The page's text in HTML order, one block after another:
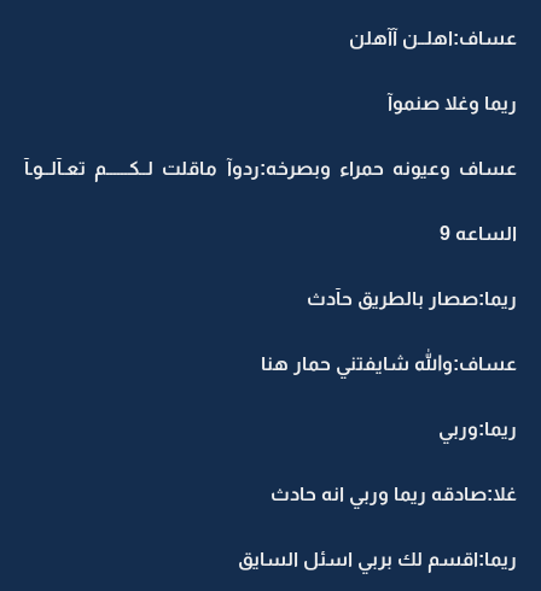
عساف:اهلــن آآهلن
ريما وغلا صنموآ
عساف وعيونه حمراء وبصرخه:ردوآ ماقلت لــكــــــم تعـآلــوـآ
الساعه 9
ريما:صصار بالطريق حآدث
عساف:والله شايفتني حمار هنا
ريما:وربي
غلا:صادقه ريما وربي انه حادث
ريما:اقسم لك بربي اسئل السايق